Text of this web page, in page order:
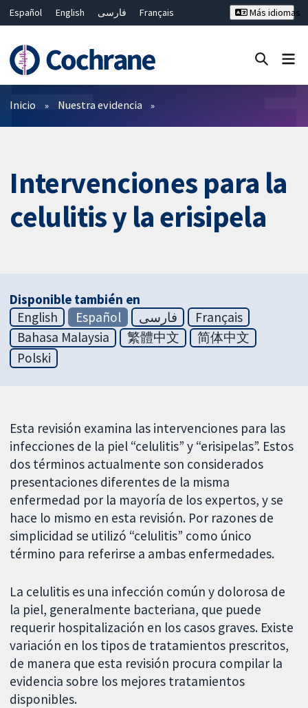
Español English فارسی
Français
Bahasa Malaysia
ไทย 繁體中文
Más idiomas
Filtros
Inicio Nuestra evidencia
Intervenciones para la
celulitis y la erisipela
Disponible también en
English
Español فارسی
Français
Bahasa Malaysia
繁體中文
简体中文
Polski
Esta revisión examina las intervenciones para las
infecciones de la piel “celulitis” y “erisipelas”. Estos
dos términos actualmente son considerados
presentaciones diferentes de la misma
enfermedad por la mayoría de los expertos, y se
hace lo mismo en esta revisión. Por razones de
simplicidad se utilizó “celulitis” como único
término para referirse a ambas enfermedades.
La celulitis es una infección común y dolorosa de
la piel, generalmente bacteriana, que puede
requerir hospitalización en los casos graves. Existe
variación en los tipos de tratamientos prescritos,
de manera que esta revisión procura compilar la
evidencia sobre los mejores tratamientos
disponibles.